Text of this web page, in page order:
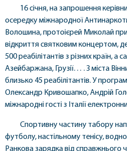
16 січня, на запрошення
осередку міжнародної
Волошина, протоієрей Миколай
відкриття святковим концертом,
500 реабілітантів з різних країн, а
Азейбаржана, Грузії… . З міста
близько 45 реабілітантів. У
Олександр Кривошапко, Андрій
міжнародні гості з Італії
Спортивну частину табору
футболу, настільному тенісу,
Ранкова зарядка від справжнього